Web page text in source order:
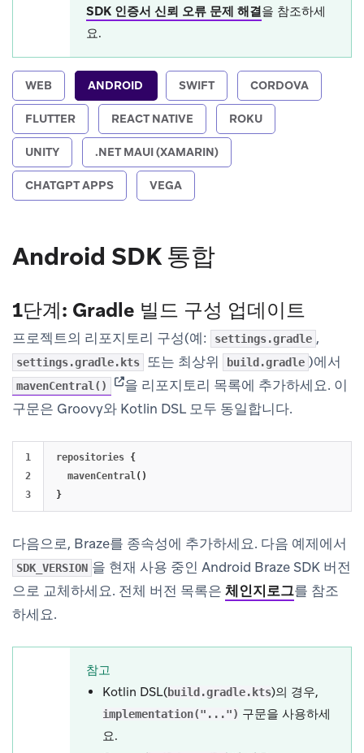
SDK 인증서 신뢰 오류 문제 해결을 참조하세
요.
WEB ANDROID SWIFT CORDOVA
FLUTTER REACT NATIVE ROKU
UNITY .NET MAUI (XAMARIN)
CHATGPT APPS VEGA
Android SDK 통합
1단계: Gradle 빌드 구성 업데이트
프로젝트의 리포지토리 구성(예: settings.gradle ,
settings.gradle.kts 또는 최상위 build.gradle )에서
mavenCentral() (opens in new tab)
을 리포지토리 목록에 추가하세요. 이
구문은 Groovy와 Kotlin DSL 모두 동일합니다.
1
2
repositories {
mavenCentral ()
}
다음으로, Braze를 종속성에 추가하세요. 다음 예제에서
SDK_VERSION 을 현재 사용 중인 Android Braze SDK 버전
으로 교체하세요. 전체 버전 목록은 체인지로그를 참조
하세요.
참고
Kotlin DSL(build.gradle.kts)의 경우,
implementation("...") 구문을 사용하세
요.